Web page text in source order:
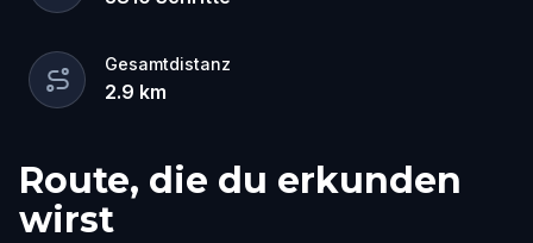
Gesamtdistanz
2.9 km
Route, die du erkunden
wirst
Start
Ziel